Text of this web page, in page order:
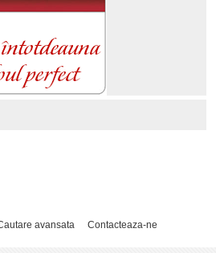
avansata Contacteaza-ne